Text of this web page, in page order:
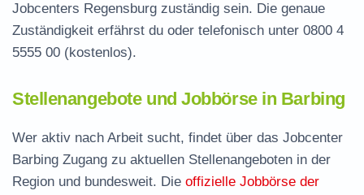
Jobcenters Regensburg zuständig sein. Die genaue
Zuständigkeit erfährst du oder telefonisch unter 0800 4
5555 00 (kostenlos).
Stellenangebote und Jobbörse in Barbing
Wer aktiv nach Arbeit sucht, findet über das Jobcenter
Barbing Zugang zu aktuellen Stellenangeboten in der
Region und bundesweit. Die offizielle Jobbörse der